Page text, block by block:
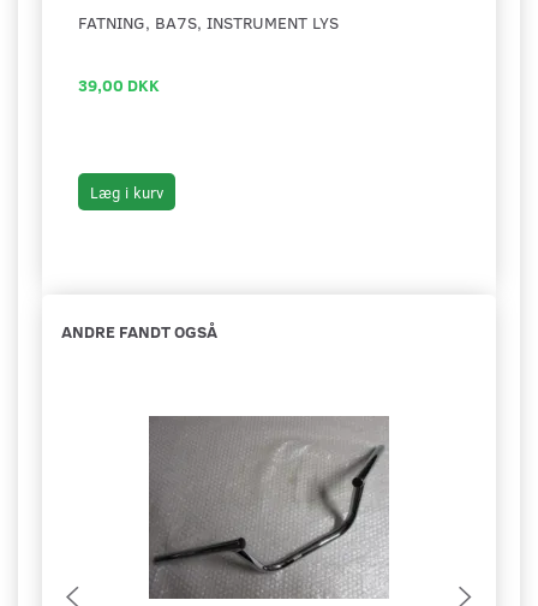
FATNING, BA7S, INSTRUMENT LYS
39,00 DKK
Læg i kurv
ANDRE FANDT OGSÅ